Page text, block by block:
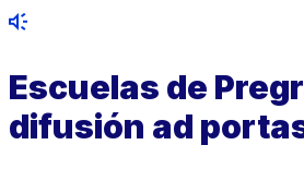
Escuelas de
difusión ad